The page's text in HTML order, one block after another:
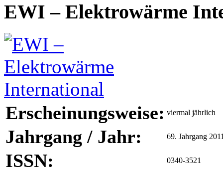
EWI – Elektrowärme
Erscheinungsweise: viermal jährlich
Jahrgang / Jahr: 69. Jahrgang
ISSN: 0340-3521